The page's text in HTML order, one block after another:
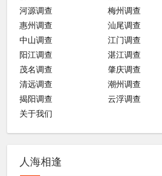
河源调查
梅州调查
惠州调查
汕尾调查
中山调查
江门调查
阳江调查
湛江调查
茂名调查
肇庆调查
清远调查
潮州调查
揭阳调查
云浮调查
关于我们
人海相逢